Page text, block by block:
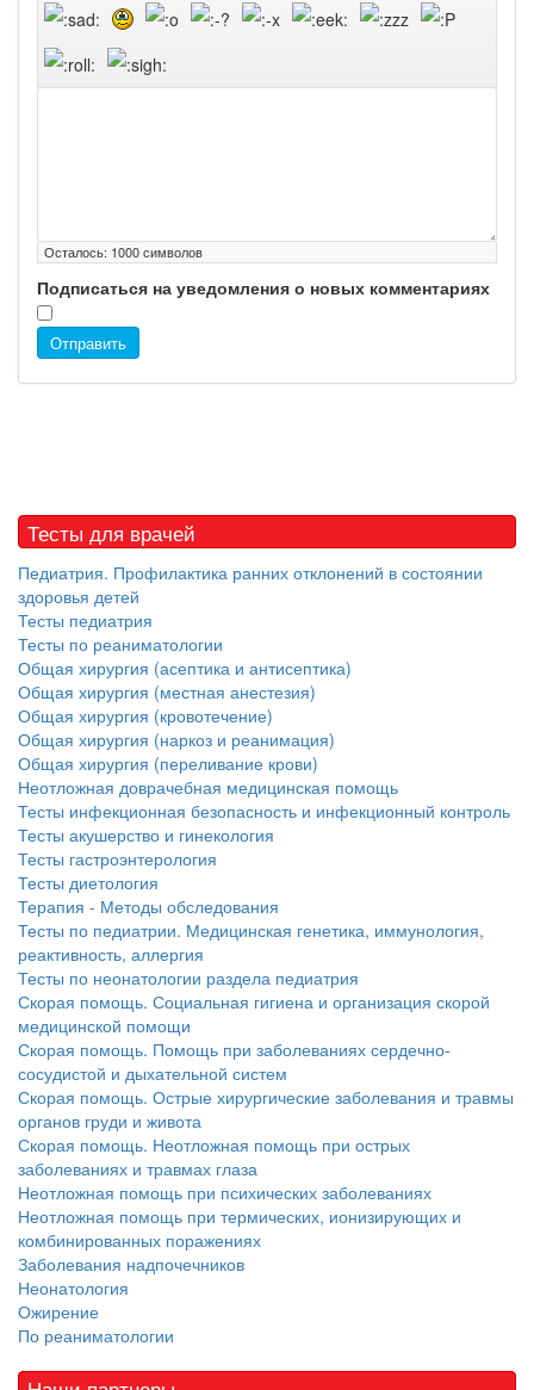
Осталось: 1000символов
Подписаться на уведомления о новых комментариях
Отправить
Тесты для врачей
Педиатрия. Профилактика ранних отклонений в состоянии
здоровья детей
Тесты педиатрия
Тесты по реаниматологии
Общая хирургия (асептика и антисептика)
Общая хирургия (местная анестезия)
Общая хирургия (кровотечение)
Общая хирургия (наркоз и реанимация)
Общая хирургия (переливание крови)
Неотложная доврачебная медицинская помощь
Тесты инфекционная безопасность и инфекционный контроль
Тесты акушерство и гинекология
Тесты гастроэнтерология
Тесты диетология
Терапия - Методы обследования
Тесты по педиатрии. Медицинская генетика, иммунология,
реактивность, аллергия
Тесты по неонатологии раздела педиатрия
Скорая помощь. Социальная гигиена и организация скорой
медицинской помощи
Скорая помощь. Помощь при заболеваниях сердечно-
сосудистой и дыхательной систем
Скорая помощь. Острые хирургические заболевания и травмы
органов груди и живота
Скорая помощь. Неотложная помощь при острых
заболеваниях и травмах глаза
Неотложная помощь при психических заболеваниях
Неотложная помощь при термических, ионизирующих и
комбинированных поражениях
Заболевания надпочечников
Неонатология
Ожирение
По реаниматологии